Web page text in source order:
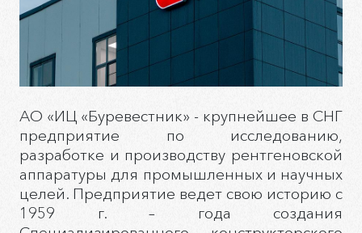
АО «ИЦ «Буревестник» - крупнейшее в СНГ
предприятие по исследованию,
разработке и производству рентгеновской
аппаратуры для промышленных и научных
целей. Предприятие ведет свою историю с
1959 г. – года создания